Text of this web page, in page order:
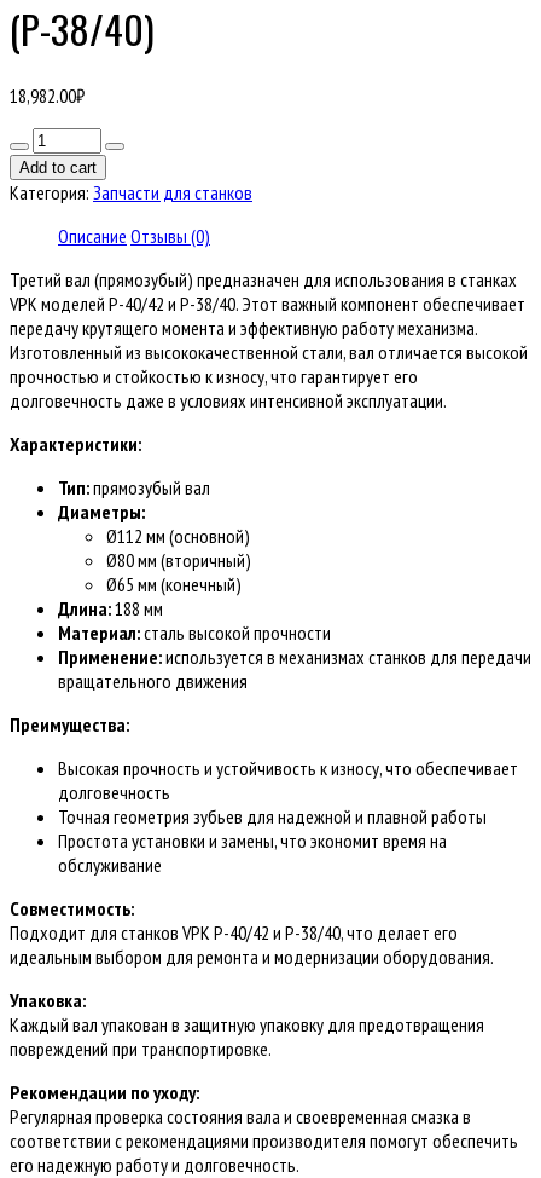
(Р-38/40)
18,982.00₽
Количество
товара
Третий
(прямозубый)
Р-40/42
(Р-38/40)
Add to cart
Категория: Запчасти для станков
Описание Отзывы (0)
Третий вал (прямозубый) предназначен для использования в станках
VPK моделей Р-40/42 и Р-38/40. Этот важный компонент обеспечивает
передачу крутящего момента и эффективную работу механизма.
Изготовленный из высококачественной стали, вал отличается высокой
прочностью и стойкостью к износу, что гарантирует его
долговечность даже в условиях интенсивной эксплуатации.
Характеристики:
Тип:прямозубый вал
Диаметры:
Ø112 мм (основной)
Ø80 мм (вторичный)
Ø65 мм (конечный)
Длина:188 мм
Материал:сталь высокой прочности
Применение:используется в механизмах станков для передачи
вращательного движения
Преимущества:
Высокая прочность и устойчивость к износу, что обеспечивает
долговечность
Точная геометрия зубьев для надежной и плавной работы
Простота установки и замены, что экономит время на
обслуживание
Совместимость:
Подходит для станков VPK Р-40/42 и Р-38/40, что делает его
идеальным выбором для ремонта и модернизации оборудования.
Упаковка:
Каждый вал упакован в защитную упаковку для предотвращения
повреждений при транспортировке.
Рекомендации по уходу:
Регулярная проверка состояния вала и своевременная смазка в
соответствии с рекомендациями производителя помогут обеспечить
его надежную работу и долговечность.